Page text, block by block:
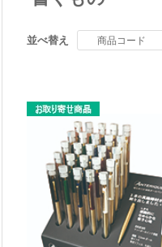
並べ替え 商品コード